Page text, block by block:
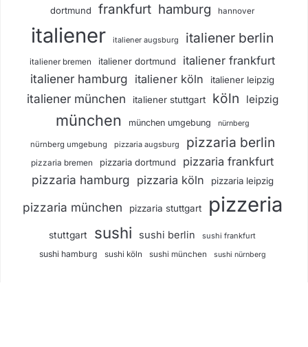
dortmund frankfurt hamburg hannover
italiener italiener augsburg italiener berlin
italiener bremen italiener dortmund italiener frankfurt
italiener hamburg italiener köln italiener leipzig
italiener münchen italiener stuttgart köln leipzig
münchen münchen umgebung nürnberg
nürnberg umgebung pizzaria augsburg pizzaria berlin
pizzaria bremen pizzaria dortmund pizzaria frankfurt
pizzaria hamburg pizzaria köln pizzaria leipzig
pizzaria münchen pizzaria stuttgart pizzeria
stuttgart sushi sushi berlin sushi frankfurt
sushi hamburg sushi köln sushi münchen sushi nürnberg